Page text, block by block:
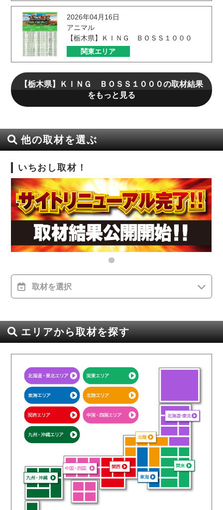
2026年04月16日
アニマル
【栃木県】ＫＩＮＧ ＢＯＳＳ１０００
関東エリア
【栃木県】ＫＩＮＧ ＢＯＳＳ１０００の取材結果
をもっと見る
他の取材を選ぶ
いちおし取材！
取材を選択
エリアから取材を探す